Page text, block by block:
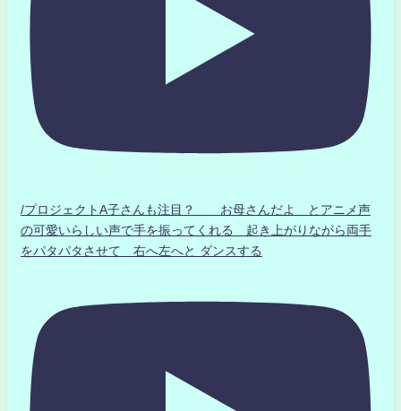
/プロジェクトA子さんも注目？ お母さんだよ とアニメ声
の可愛いらしい声で手を振ってくれる 起き上がりながら両手
をパタパタさせて 右へ左へと ダンスする